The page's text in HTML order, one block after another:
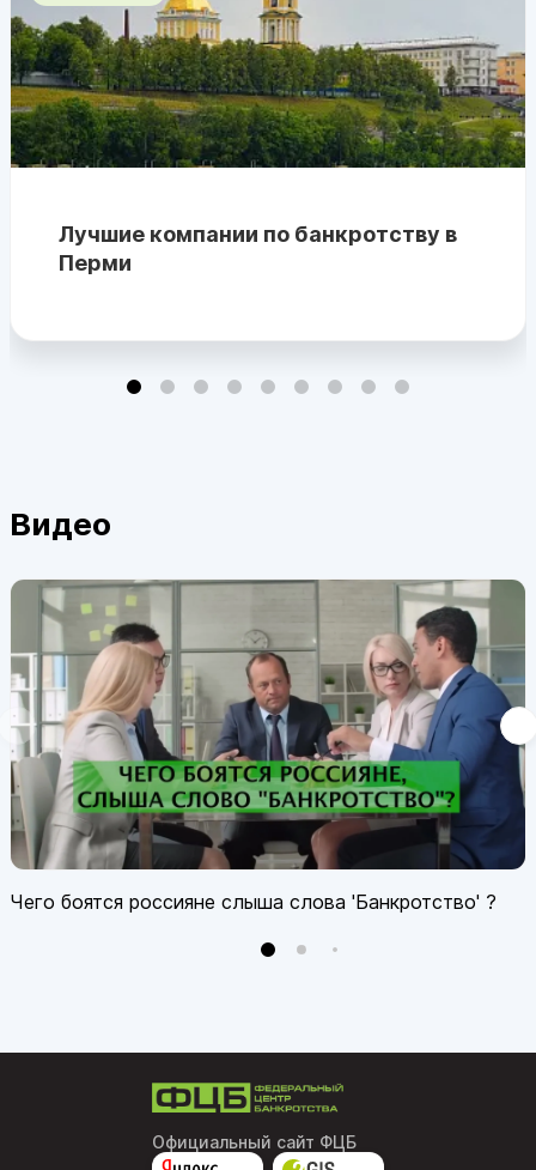
Лучшие компании по банкротству в
Перми
Видео
Чего боятся россияне слыша слова 'Банкротство' ?
Официальный сайт ФЦБ